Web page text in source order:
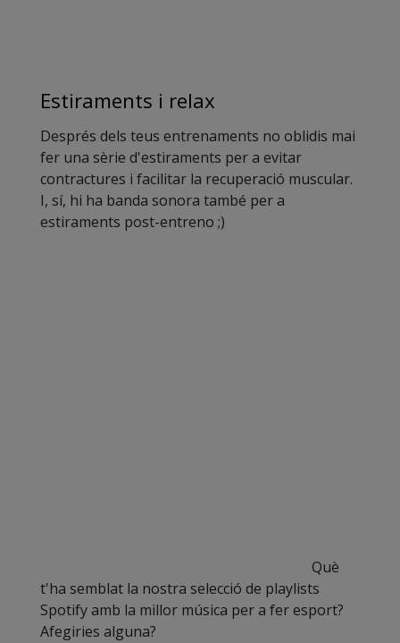
Estiraments i relax
Després dels teus entrenaments no oblidis mai
fer una sèrie d'estiraments per a evitar
contractures i facilitar la recuperació muscular.
I, sí, hi ha banda sonora també per a
estiraments post-entreno ;)
Què
t'ha semblat la nostra selecció de playlists
Spotify amb la millor música per a fer esport?
Afegiries alguna?